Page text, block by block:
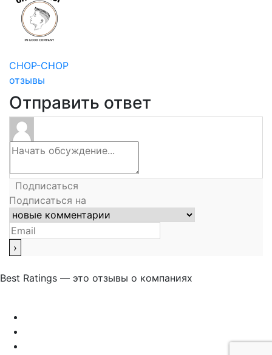
CHOP-CHOP
отзывы
Отправить ответ
Подписаться
Подписаться на
Best Ratings — это отзывы о компаниях